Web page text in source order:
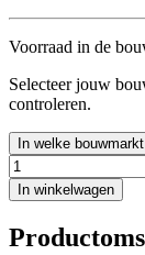
Voorraad in de
Selecteer jouw
controleren.
In welke
In winkelwagen